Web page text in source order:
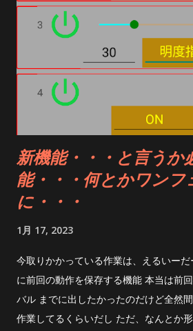
新機能・・・と言うか
能・・・何とかワンフ
に・・・
1月 17, 2023
今取りかかっている作業は、えるいー
に前回の動作を保存する機能 本当は前
バル までに出したかったのだけど全然
作業してるくらいだし ただ、なんとか